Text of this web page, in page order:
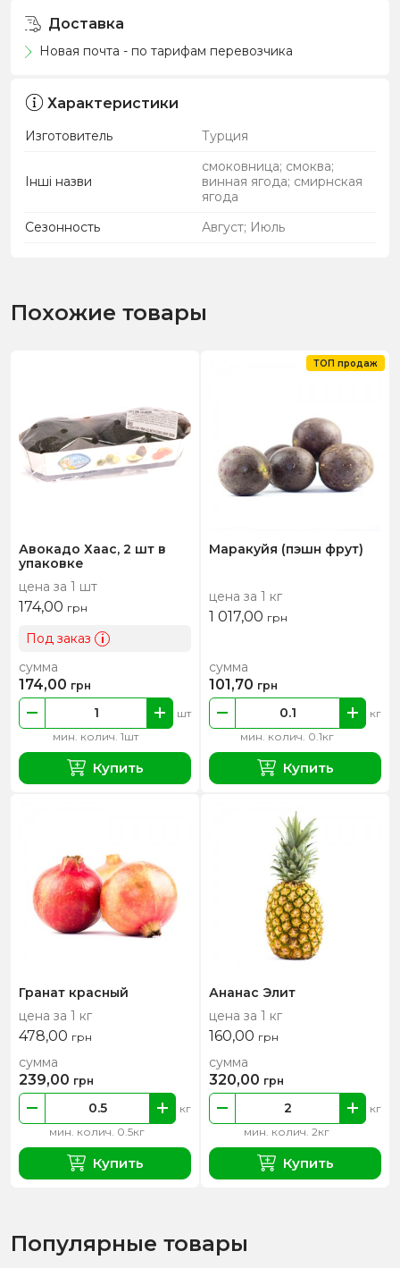
Доставка
Новая почта - по тарифам перевозчика
Характеристики
Изготовитель Турция
Інші назви
смоковница; смоква;
винная ягода; смирнская
ягода
Сезонность
Август; Июль
Похожие товары
Авокадо Хаас, 2 шт в
упаковке
цена за 1 шт
174,00 грн
Под заказ i
мин. колич. 1шт
шт
сумма
174,00 грн
Купить
Маракуйя (пэшн фрут)
цена за 1 кг
1 017,00 грн
мин. колич. 0.1кг
кг
сумма
101,70 грн
Купить
ТОП продаж
Гранат красный
цена за 1 кг
478,00 грн
мин. колич. 0.5кг
кг
сумма
239,00 грн
Купить
Ананас Элит
цена за 1 кг
160,00 грн
мин. колич. 2кг
кг
сумма
320,00 грн
Купить
Популярные товары